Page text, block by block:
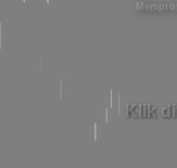
Klik